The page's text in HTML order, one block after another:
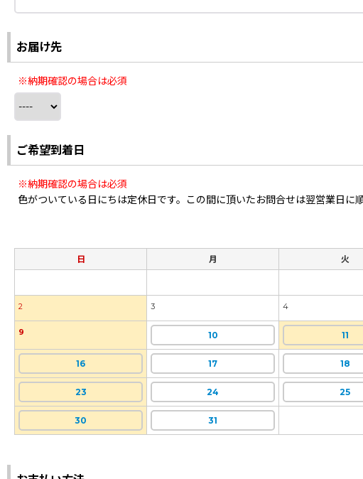
お届け先
※納期確認の場合は必須
ご希望到着日
※納期確認の場合は必須
色がついている日にちは定休日です。この間に頂いたお問合せは翌営業日に
日 月 火
2 3 4
9 10 11
16 17 18
23 24 25
30 31